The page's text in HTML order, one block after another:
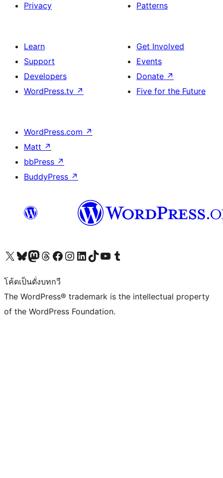
Privacy
Patterns
Learn
Support
Developers
WordPress.tv ↗
Get Involved
Events
Donate ↗
Five for the Future
WordPress.com ↗
Matt ↗
bbPress ↗
BuddyPress ↗
Visit our X (formerly Twitter) account
Visit our Bluesky account
Visit our Mastodon account
Visit our Threads account
Visit our Facebook page
Visit our Instagram account
Visit our LinkedIn account
Visit our TikTok account
Visit our YouTube channel
Visit our Tumblr account
โค้ดเป็นดั่งบทกวี
The WordPress® trademark is the intellectual property
of the WordPress Foundation.